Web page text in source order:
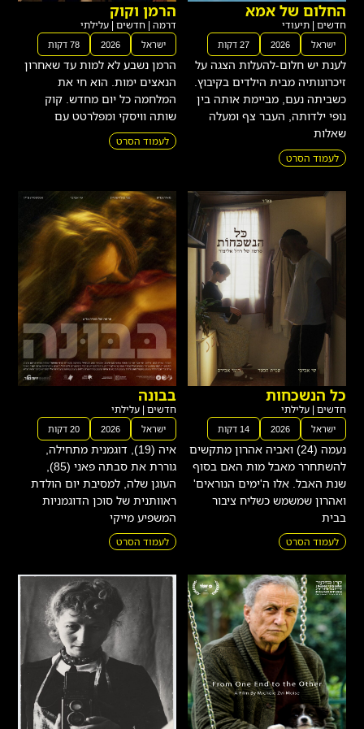
החלום של אמא
חדשים |תיעודי
ישראל 2026 27 דקות
לענת יש חלום-להעלות הצגה על
זיכרונותיה מבית הילדים בקיבוץ.
כשביתה נעם, מביימת אותה בין
נופי ילדותה, העבר צף ומעלה
שאלות
לעמוד הסרט
הרמן וקוק
דרמה | חדשים | עלילתי
ישראל 2026 78 דקות
הרמן נשבע לא למות עד שאחרון
הנאצים ימות. הוא חי את
המלחמה כל יום מחדש. קוק
שותה וויסקי ומפלרטט עם
לעמוד הסרט
כל הנשכחות
חדשים |עלילתי
ישראל 2026 14 דקות
נעמה (24) ואביה אהרון מתקשים
להשתחרר מאבל מות האם בסוף
שנת האבל. אלו ה'ימים הנוראים'
ואהרון שמשמש כשליח ציבור
בבית
לעמוד הסרט
בבונה
חדשים | עלילתי
ישראל 2026 20 דקות
איה (19), דוגמנית מתחילה,
גוררת את סבתה פאני (85),
העוגן שלה, למסיבת יום הולדת
ראוותנית של סוכן הדוגמניות
המשפיע מייקי
לעמוד הסרט